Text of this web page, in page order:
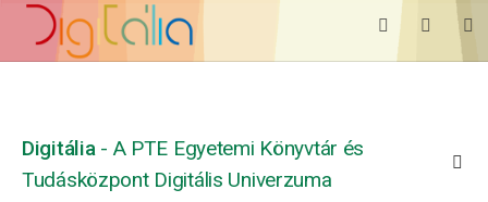
Digitália - A PTE Egyetemi Könyvtár és
Tudásközpont Digitális Univerzuma